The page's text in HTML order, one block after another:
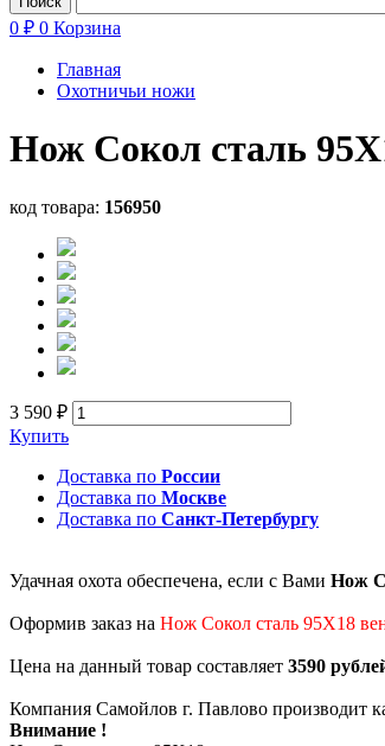
0 ₽ 0 Корзина
Главная
Охотничьи ножи
Нож Сокол сталь
код товара: 156950
3 590 ₽
Купить
Доставка по России
Доставка по Москве
Доставка по Санкт-Петербургу
Удачная охота обеспечена, если с Вами Нож
Оформив заказ на Нож Сокол сталь 95Х18
Цена на данный товар составляет 3590
Компания Самойлов г. Павлово производит
Внимание !